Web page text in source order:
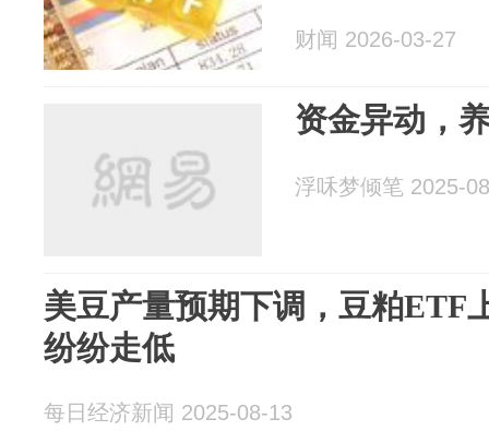
财闻 2026-03-27
资金异动，
浮咊梦倾笔 2025-
美豆产量预期下调，豆粕ETF
纷纷走低
每日经济新闻 2025-08-13